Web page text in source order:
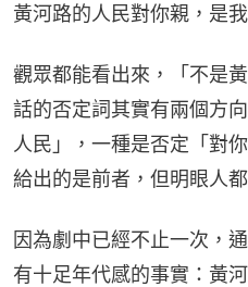
黃河路的人民對你親，是
觀眾都能看出來，「不是
話的否定詞其實有兩個方
人民」，一種是否定「對
給出的是前者，但明眼人
因為劇中已經不止一次，
有十足年代感的事實：黃